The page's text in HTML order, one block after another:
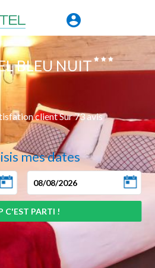
BLEU NUIT
client Sur 73 avis
mes dates